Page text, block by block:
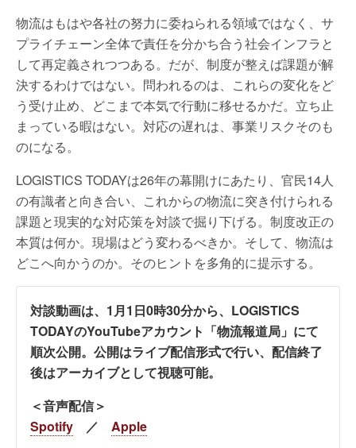
物流はもはや各社の努力に委ねられる領域ではなく、サ
プライチェーン全体で責任を分かち合う社会インフラと
して再定義されつつある。だが、制度が整えば課題が解
決するわけではない。問われるのは、これらの変化をど
う受け止め、どこまで本気で行動に移せるかだ。立ち止
まっている暇はない。対応の遅れは、事業リスクそのも
のになる。
LOGISTICS TODAYは26年の幕開けにあたり、官民14人
の有識者と向き合い、これからの物流に突き付けられる
課題と現実的な対応策を対談で掘り下げる。制度改正の
本質は何か。現場はどう変わるべきか。そして、物流は
どこへ向かうのか。そのヒントを多角的に提示する。
対談動画は、1月1日0時30分から、LOGISTICS
TODAYのYouTubeアカウント「物流報道局」にて
順次公開。公開はライブ配信形式で行い、配信終了
後はアーカイブとして視聴可能。
＜音声配信＞
Spotify ／ Apple